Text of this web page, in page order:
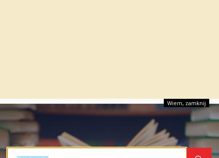
Wiem, zamknij